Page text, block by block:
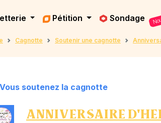
Pétition Sondage
Cagnotte Soutenir une cagnotte
Vous soutenez la cagnotte
ANNIVERSAIRE